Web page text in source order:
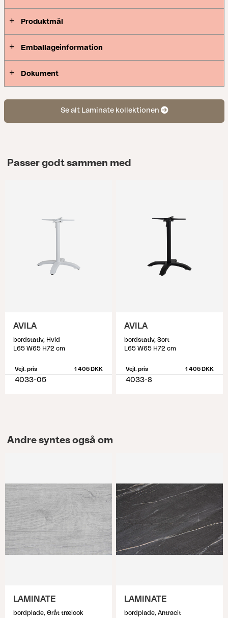
Produktmål
Emballageinformation
Dokument
Se alt Laminate kollektionen
Passer godt sammen med
AVILA
bordstativ, Hvid
L65 W65 H72 cm
Vejl. pris 1 405 DKK
4033-05
AVILA
bordstativ, Sort
L65 W65 H72 cm
Vejl. pris 1 405 DKK
4033-8
Andre syntes også om
LAMINATE
bordplade, Gråt trælook
LAMINATE
bordplade, Antracit